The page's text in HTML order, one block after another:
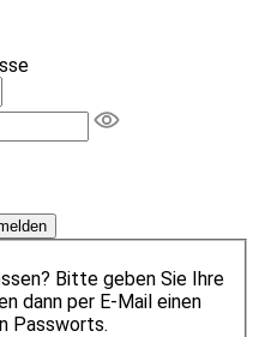
Bitte geben Sie Ihre
dann per E-Mail einen
Passworts.